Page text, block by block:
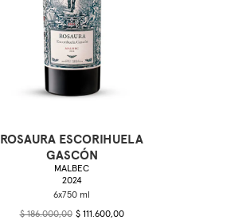
ROSAURA ESCORIHUELA
GASCÓN
MALBEC
2024
$ 186.000,00 $ 111.600,00